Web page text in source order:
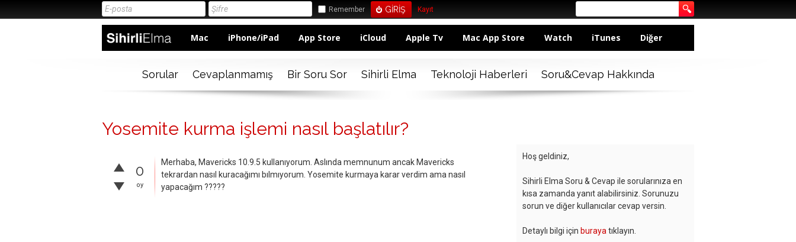
Remember Kayıt
Mac iPhone/iPad App Store iCloud Apple Tv Mac App Store Watch iTunes Diğer
Sorular Cevaplanmamış Bir Soru Sor Sihirli Elma Teknoloji Haberleri Soru&Cevap Hakkında
Yosemite kurma işlemi nasıl başlatılır?
0
oy
Merhaba, Mavericks 10.9.5 kullanıyorum. Aslında memnunum ancak Mavericks
tekrardan nasıl kuracağımı bılmıyorum. Yosemite kurmaya karar verdim ama nasıl
yapacağım ?????
Hoş geldiniz,
Sihirli Elma Soru & Cevap ile sorularınıza en
kısa zamanda yanıt alabilirsiniz. Sorunuzu
sorun ve diğer kullanıcılar cevap versin.
Detaylı bilgi için buraya tıklayın.